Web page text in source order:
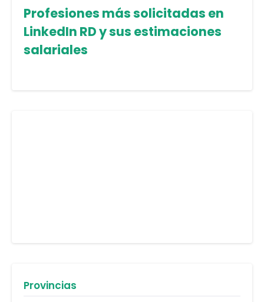
Profesiones más solicitadas en
LinkedIn RD y sus estimaciones
salariales
Provincias